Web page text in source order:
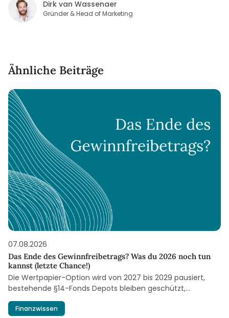
Dirk van Wassenaer
Gründer & Head of Marketing
Ähnliche Beiträge
07.08.2026
Das Ende des Gewinnfreibetrags? Was du 2026 noch tun
kannst (letzte Chance!)
Die Wertpapier-Option wird von 2027 bis 2029 pausiert,
bestehende §14-Fonds Depots bleiben geschützt,
investieren geht heuer noch bis Mitte Dezember.
Finanzwissen